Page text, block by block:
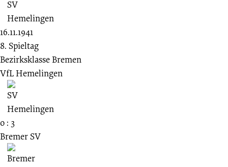
16.11.1941
8. Spieltag
Bezirksklasse Bremen
VfL Hemelingen
0 : 3
Bremer SV